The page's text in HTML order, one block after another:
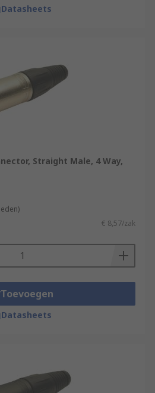
Datasheets
Straight Male, 4 Way,
€ 8,57/zak
Toevoegen
Datasheets